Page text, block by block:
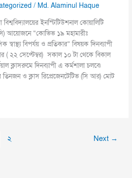
/ Md. Alaminul Haque
ইনস্টিটিউশনাল কোয়ালিটি
আয়োজনে “কোভিভ ১৯ মহামারীঃ
স্বাস্থ্য বিপর্যয় ও প্রতিকার” বিষয়ক দিনব্যাপী
( ২২ সেপ্টেম্বর) সকাল ১০ টা থেকে বিকাল
ক্লাসরুমে দিনব্যাপী এ কর্মশালা চলবে৷
তিনজন ও ক্লাস রিপ্রেজেনটেটিভ (সি আর) মোট
২ Next →